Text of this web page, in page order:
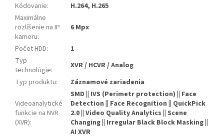
Kódovanie:
H.264, H.265
Maximálne
rozlíšenie na IP
kameru:
6 Mpx
Počet HDD:
1
Typ
technológie:
XVR / HCVR / Analog
Typ produktu: Záznamové zariadenia
Videoanalytické
funkcie na NVR
(XVR):
SMD || IVS (Perimetr protection) || Face
Detection || Face Recognition || QuickPick
2.0 || Video Quality Analytics || Scene
Changing || Irregular Black Block Masking ||
AI XVR